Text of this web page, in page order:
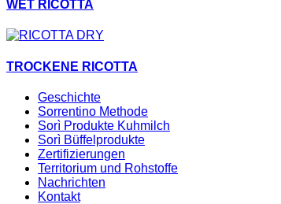
WET RICOTTA
TROCKENE RICOTTA
Geschichte
Sorrentino Methode
Sorì Produkte Kuhmilch
Sorì Büffelprodukte
Zertifizierungen
Territorium und Rohstoffe
Nachrichten
Kontakt